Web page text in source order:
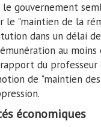
gouvernement
le "maintien de la
dans un délai
au moins
du
de "maintien
économiques